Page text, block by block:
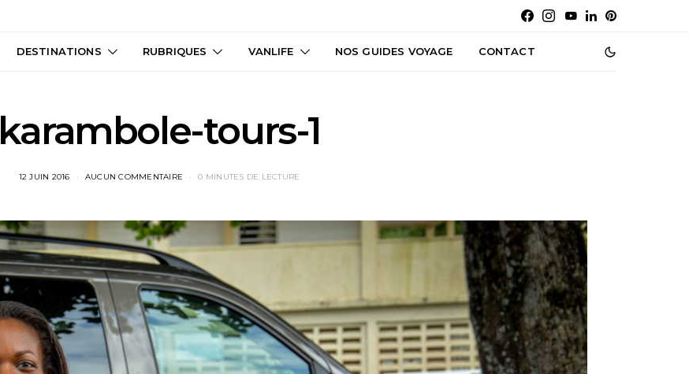
DESTINATIONS RUBRIQUES VANLIFE NOS GUIDES VOYAGE CONTACT
karambole-tours-1
12 JUIN 2016 AUCUN COMMENTAIRE 0 MINUTES DE LECTURE